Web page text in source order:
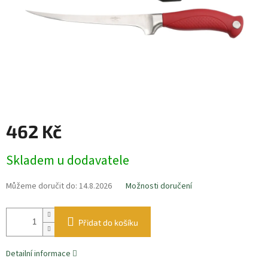
462 Kč
cena:
Skladem u dodavatele
Můžeme doručit do: 14.8.2026 Možnosti doručení
Přidat do košíku
Detailní informace